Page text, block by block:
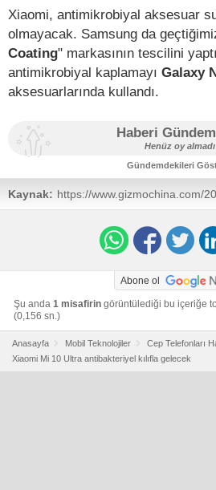
Xiaomi, antimikrobiyal aksesuar
olmayacak. Samsung da
Coating" markasının tescilini
antimikrobiyal kaplamayı Galaxy
aksesuarlarında kullandı.
Haberi
Henüz oy almadı
Gündemdekileri
Kaynak: https://www.gizmochina.com/
ultral-ship-antimicrobial-case-
Abone ol
Şu anda 1 misafirin görüntülediği bu içeriğe
(0,156 sn.)
Anasayfa Mobil Teknolojiler
Cep Telefonları
Xiaomi Mi 10 Ultra antibakteriyel kılıfla gelecek